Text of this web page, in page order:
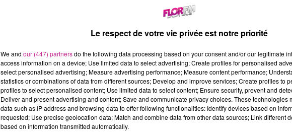
2 min 53
Le respect de votre vie privée est notre priorité
We and our (447) partnersdo the following data processing based on your consent and/or our legitimate
access information on a device; Use limited data to select advertising; Create profiles for personalised
select personalised advertising; Measure advertising performance; Measure content performance;
statistics or combinations of data from different sources; Develop and improve services; Create profiles to
profiles to select personalised content; Use limited data to select content; Ensure security, prevent and
Deliver and present advertising and content; Save and communicate privacy choices. These technologies
data such as IP address and browsing data to offer following functionalities: Identify devices based on
requested; Use precise geolocation data; Match and combine data from other data sources; Link different
based on information transmitted automatically.